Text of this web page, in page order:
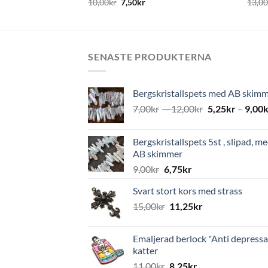
10,00kr 7,50kr
13,00
SENASTE PRODUKTERNA
Bergskristallspets med AB
7,00kr –12,00kr 5,25kr– 9,00
Bergskristallspets 5st , slipad,
AB skimmer
9,00kr 6,75kr
Svart stort kors med strass
15,00kr 11,25kr
Emaljerad berlock "Anti
katter